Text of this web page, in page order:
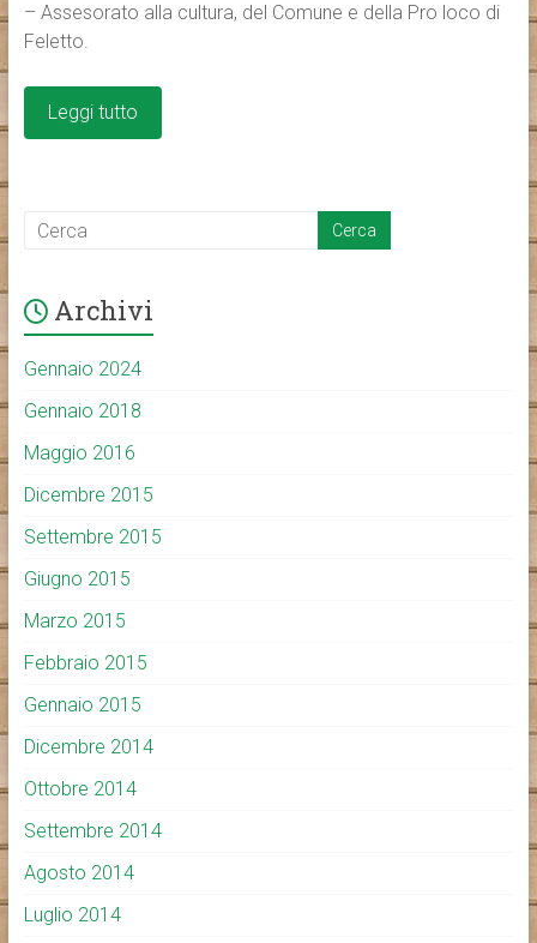
– Assesorato alla cultura, del Comune e della Pro loco di
Feletto.
Leggi tutto
Archivi
Gennaio 2024
Gennaio 2018
Maggio 2016
Dicembre 2015
Settembre 2015
Giugno 2015
Marzo 2015
Febbraio 2015
Gennaio 2015
Dicembre 2014
Ottobre 2014
Settembre 2014
Agosto 2014
Luglio 2014